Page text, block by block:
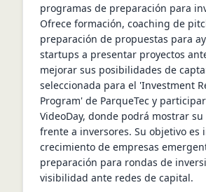
programas de preparación para
Ofrece formación, coaching de
preparación de propuestas para
startups a presentar proyectos
mejorar sus posibilidades de
seleccionada para el 'Investment
Program' de ParqueTec y
VideoDay, donde podrá mostrar
frente a inversores. Su objetivo es
crecimiento de empresas
preparación para rondas de
visibilidad ante redes de capital.